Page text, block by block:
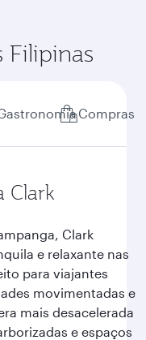
Filipinas
Compras
Clark
Clark
e relaxante nas
para viajantes
movimentadas e
mais desacelerada
e espaços